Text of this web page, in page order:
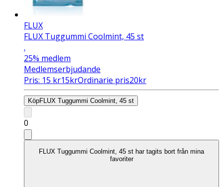
FLUX
FLUX Tuggummi Coolmint, 45 st
.
25% medlem
Medlemserbjudande
Pris: 15 kr15krOrdinarie pris20kr
KöpFLUX Tuggummi Coolmint, 45 st
0
FLUX Tuggummi Coolmint, 45 st har tagits bort från mina
favoriter